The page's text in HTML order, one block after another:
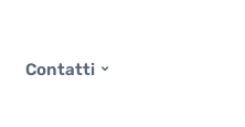
Contatti